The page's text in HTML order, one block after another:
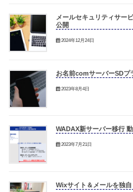
メールセキュリティサー
公開
2024年12月24日
お名前comサーバーSDプ
2023年8月4日
WADAX新サーバー移行
2023年7月21日
Wixサイト＆メールを独